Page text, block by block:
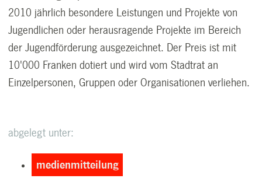
2010 jährlich besondere Leistungen und Projekte von
Jugendlichen oder herausragende Projekte im Bereich
der Jugendförderung ausgezeichnet. Der Preis ist mit
10'000 Franken dotiert und wird vom Stadtrat an
Einzelpersonen, Gruppen oder Organisationen verliehen.
abgelegt unter:
medienmitteilung